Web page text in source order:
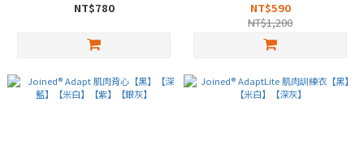
NT$780
NT$590
NT$1,200